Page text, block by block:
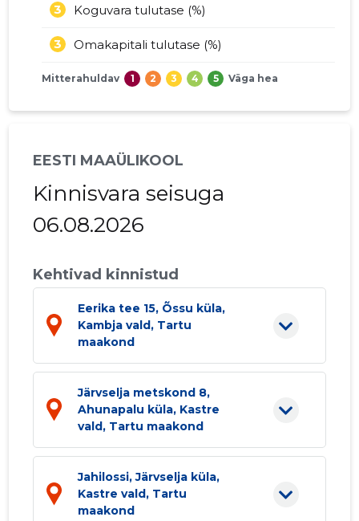
Koguvara tulutase (%)
3
Omakapitali tulutase (%)
3
Mitterahuldav 1 2 3 4 5 Väga hea
EESTI MAAÜLIKOOL
Kinnisvara seisuga
06.08.2026
Kehtivad kinnistud
Eerika tee 15, Õssu küla,
Kambja vald, Tartu
maakond
Järvselja metskond 8,
Ahunapalu küla, Kastre
vald, Tartu maakond
Jahilossi, Järvselja küla,
Kastre vald, Tartu
maakond